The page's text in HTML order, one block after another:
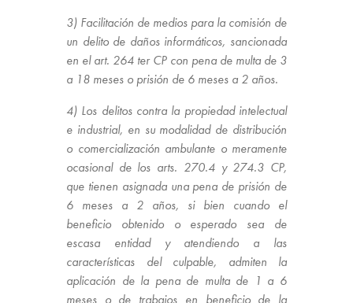
3) Facilitación de medios para la comisión de
un delito de daños informáticos, sancionada
en el art. 264 ter CP con pena de multa de 3
a 18 meses o prisión de 6 meses a 2 años.
4) Los delitos contra la propiedad intelectual
e industrial, en su modalidad de distribución
o comercialización ambulante o meramente
ocasional de los arts. 270.4 y 274.3 CP,
que tienen asignada una pena de prisión de
6 meses a 2 años, si bien cuando el
beneficio obtenido o esperado sea de
escasa entidad y atendiendo a las
características del culpable, admiten la
aplicación de la pena de multa de 1 a 6
meses o de trabajos en beneficio de la